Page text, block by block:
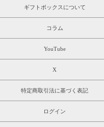
ギフトボックスについて
コラム
YouTube
X
特定商取引法に基づく表記
ログイン